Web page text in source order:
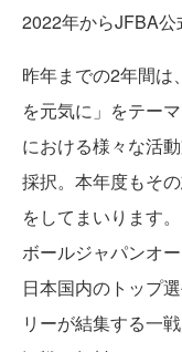
2022年からJFBA公
昨年までの2年間は
を元気に」をテー
における様々な活
採択。本年度もそ
をしてまいります
ボールジャパンオ
日本国内のトップ
リーが結集する一